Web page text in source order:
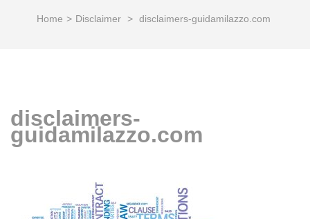
Home > Disclaimer > disclaimers-guidamilazzo.com
disclaimers-
guidamilazzo.com